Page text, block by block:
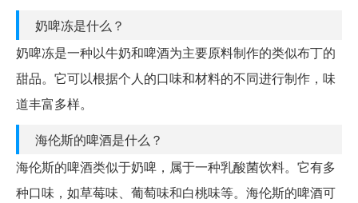
奶啤冻是什么？
奶啤冻是一种以牛奶和啤酒为主要原料制作的类似布丁的
甜品。它可以根据个人的口味和材料的不同进行制作，味
道丰富多样。
海伦斯的啤酒是什么？
海伦斯的啤酒类似于奶啤，属于一种乳酸菌饮料。它有多
种口味，如草莓味、葡萄味和白桃味等。海伦斯的啤酒可